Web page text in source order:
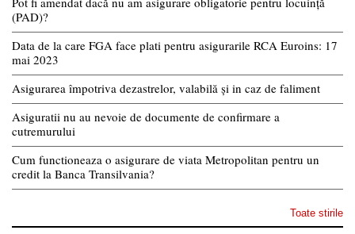
(PAD)?
Data de la care FGA face plati pentru asigurarile RCA Euroins: 17
mai 2023
Asigurarea împotriva dezastrelor, valabilă și in caz de faliment
Asiguratii nu au nevoie de documente de confirmare a
cutremurului
Cum functioneaza o asigurare de viata Metropolitan pentru un
credit la Banca Transilvania?
Toate stirile